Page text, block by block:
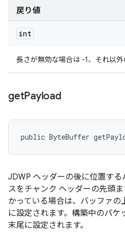
戻り値
int
長さが無効な場合は -1、それ以外
getPayload
public ByteBuffer
JDWP ヘッダーの後に位置す
スをチャンク ヘッダーの先頭
かっている場合は、バッファ
に設定されます。構築中のパ
末尾に設定されます。